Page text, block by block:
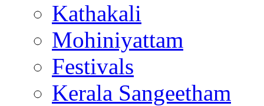
Kathakali
Mohiniyattam
Festivals
Kerala Sangeetham